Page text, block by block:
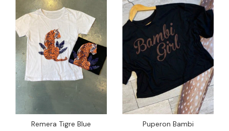
Remera Tigre Blue
Puperon Bambi